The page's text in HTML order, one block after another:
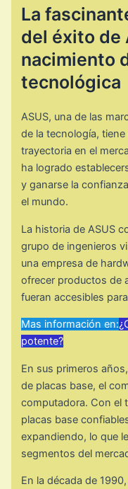
La
del éxito de
nacimiento
tecnológica
ASUS, una de las
de la tecnología,
trayectoria en el
ha logrado
y ganarse la
el mundo.
La historia de ASUS
grupo de ingenieros
una empresa de
ofrecer productos de
fueran accesibles
Mas información en:
potente?
En sus primeros
de placas base, el
computadora. Con el
placas base
expandiendo, lo que
segmentos del
En la década de